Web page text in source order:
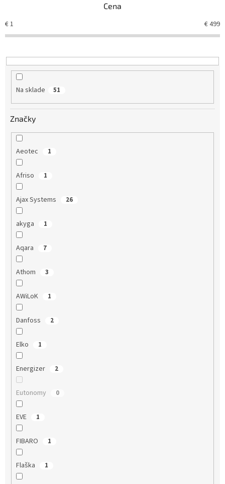
e
p
r
d
Cena
€1 €499
Na sklade 51
Značky
Aeotec 1
Afriso 1
Ajax Systems 26
akyga 1
Aqara 7
Athom 3
AWiLoK 1
Danfoss 2
Elko 1
Energizer 2
Eutonomy 0
EVE 1
FIBARO 1
Flaška 1